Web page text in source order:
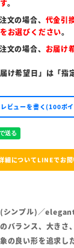
。
文の場合、 代金引
お選びください。
文の場合、 お届け
け希望日」は「指
ビューを書く(100ポ
細についてLINEでお
ンプル)／
バランス、大きさ
の良い形を追求